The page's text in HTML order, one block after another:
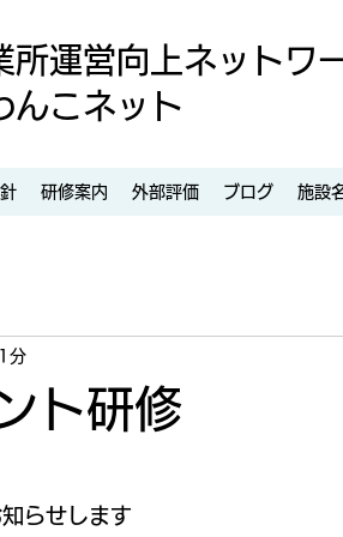
所運営向上ネットワ
んこネット
研修案内 外部評価 ブログ 施設
ト研修
分
らせします